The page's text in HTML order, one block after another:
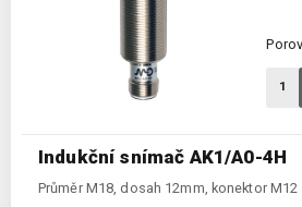
Indukční snímač AK1/A0-4H
Průměr M18, dosah 12mm, konektor M12